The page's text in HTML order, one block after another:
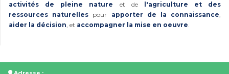
activités de pleine nature et del'agriculture et des
ressources naturelles pour apporter de la connaissance,
aider la décision, et accompagner la mise en oeuvre.